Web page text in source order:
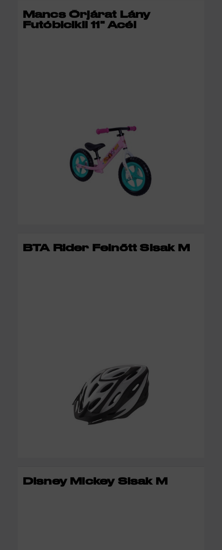
KOSÁRBA
Mancs Őrjárat Lány
Futóbicikli 11" Acél
KOSÁRBA
BTA Rider Felnőtt Sisak M
KOSÁRBA
Disney Mickey Sisak M